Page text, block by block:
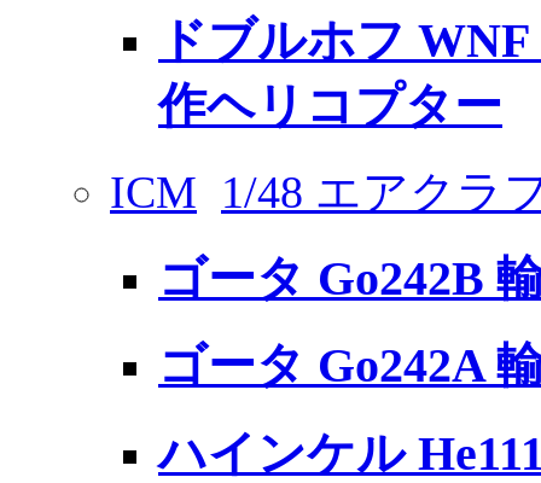
ドブルホフ
作ヘリコプター
ICM 1/48 エアクラ
ゴータ Go242B
ゴータ Go242A
ハインケル